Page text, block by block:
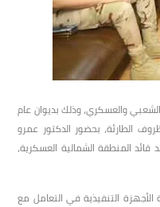
الشعبي والعسكري، وذلك بديوان عام
والكوارث والتعامل مع الظروف الطارئة، بحضور الدكتور عمرو
المنطقة الشمالية العسكرية،
التنفيذية في التعامل مع